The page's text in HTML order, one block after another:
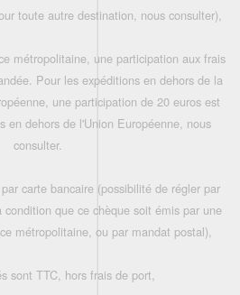
toute autre destination, nous consulter),
métropolitaine, une participation aux frais
Pour les expéditions en dehors de la
une participation de 20 euros est
en dehors de l'Union Européenne, nous
consulter.
carte bancaire (possibilité de régler par
que ce chèque soit émis par une
métropolitaine, ou par mandat postal),
sont TTC, hors frais de port,